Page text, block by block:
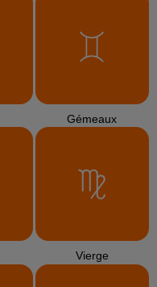
Gémeaux
Vierge